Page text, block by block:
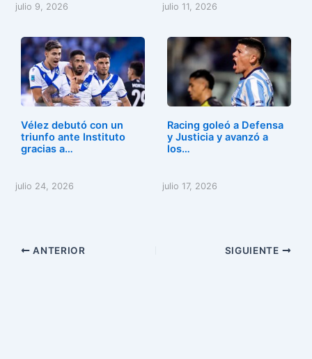
julio 9, 2026 julio 11, 2026
Vélez debutó con un
triunfo ante Instituto
gracias a…
julio 24, 2026
Racing goleó a Defensa
y Justicia y avanzó a
los…
julio 17, 2026
ANTERIOR SIGUIENTE